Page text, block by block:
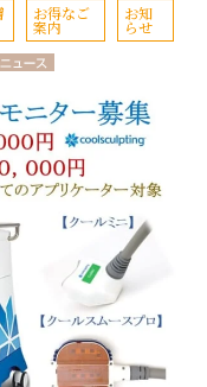
お得なご
案内
お知
らせ